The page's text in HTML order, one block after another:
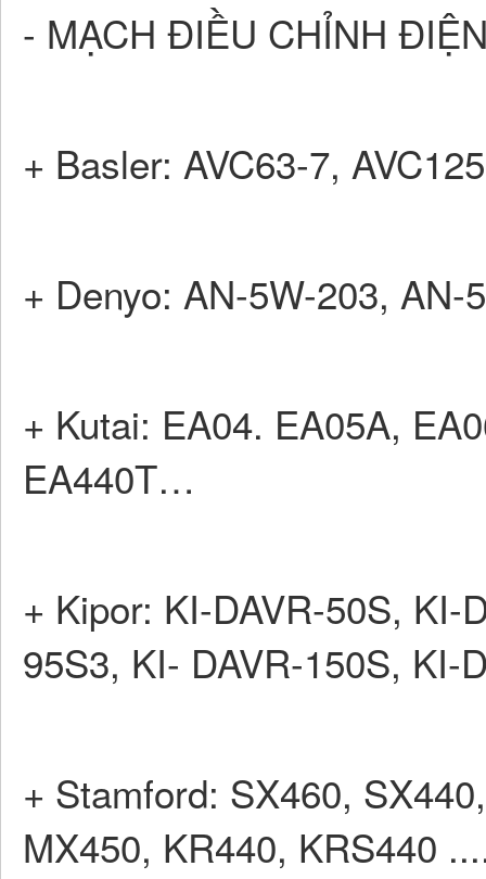
- MẠCH ĐIỀU CHỈNH
+ Basler: AVC63-7,
+ Denyo: AN-5W-203,
+ Kutai: EA04. EA05A,
EA440T…
+ Kipor: KI-DAVR-50S, KI-
95S3, KI- DAVR-150S,
+ Stamford: SX460,
MX450, KR440, KRS440